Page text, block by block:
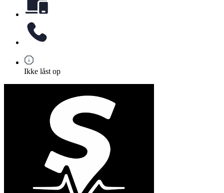
Ikke låst op